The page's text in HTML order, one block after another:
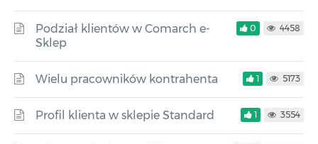
Podział klientów w Comarch e-
Sklep
0 4458
Wielu pracowników kontrahenta 1 5173
Profil klienta w sklepie Standard 1 3554